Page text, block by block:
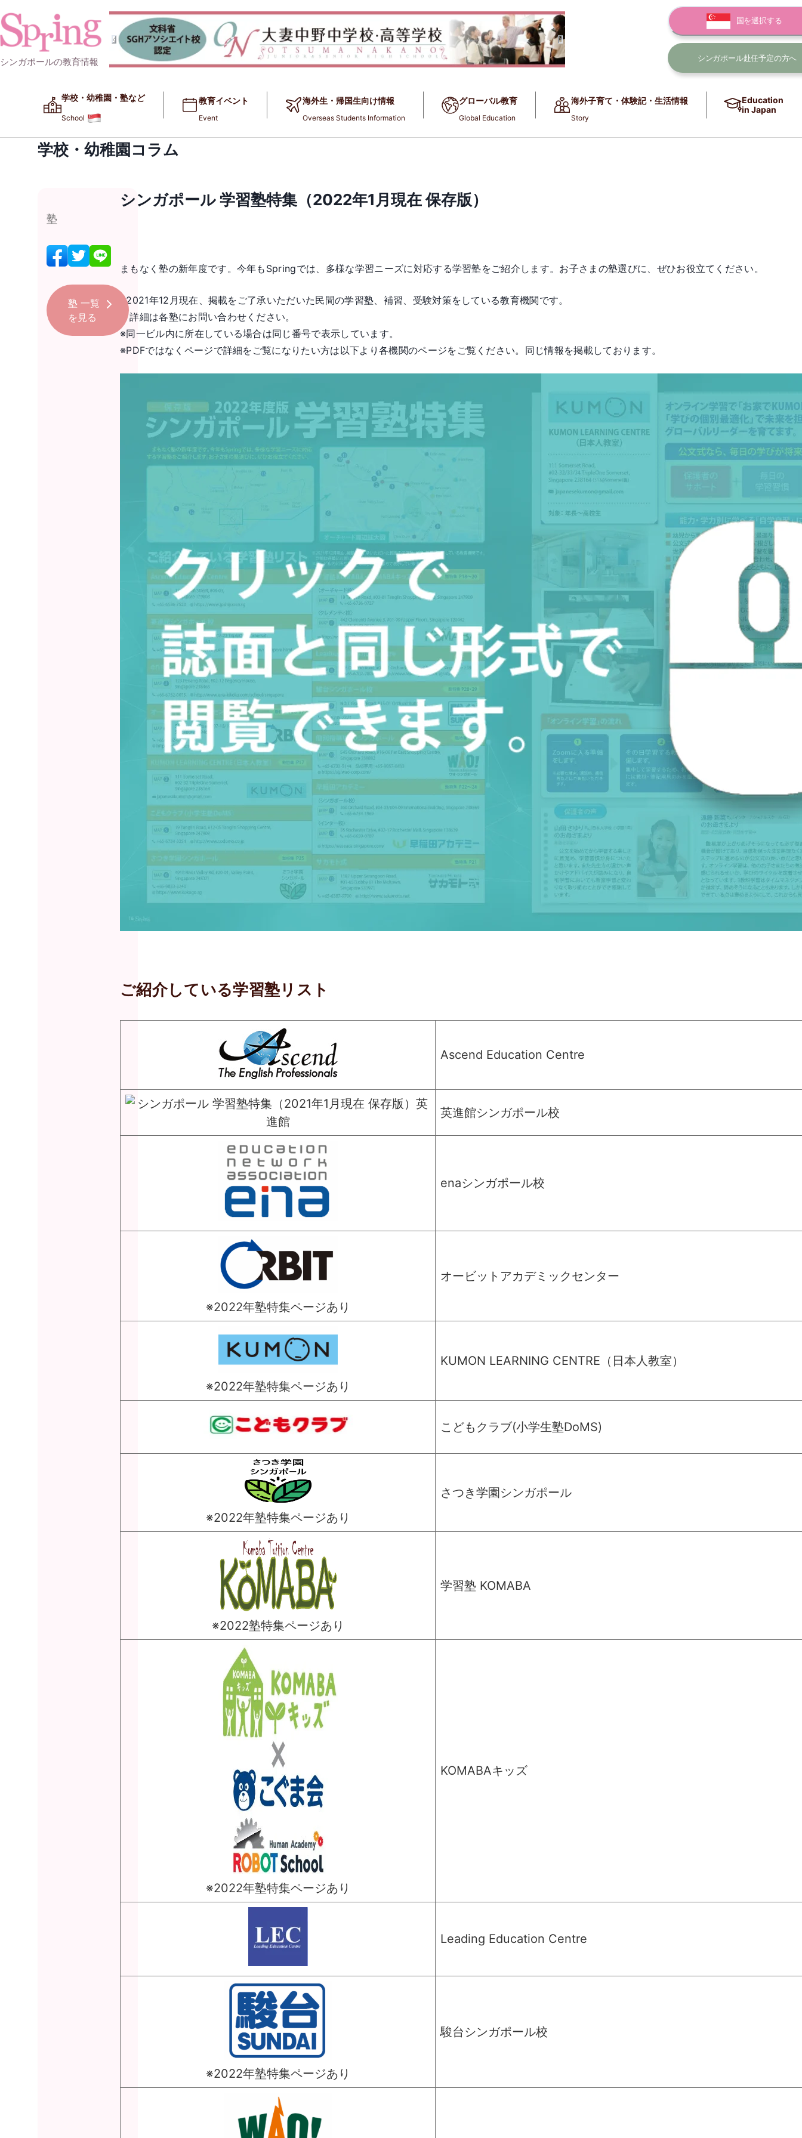
シンガポールの教育情報
国を選択する
シンガポール赴任予定の方へ
学校・幼稚園・塾など​​
School
教育イベント
Event
海外生・帰国生向け情報
Overseas Students Information
グローバル教育
Global Education
海外子育て・体験記・生活情報
Story
Education
in Japan
学校・幼稚園コラム
塾
塾 一覧
を見る
シンガポール 学習塾特集（2022年1月現在 保存版）
まもなく塾の新年度です。今年もSpringでは、多様な学習ニーズに対応する学習塾をご紹介します。お子さまの塾選びに、ぜひお役立てください。
※2021年12月現在、掲載をご了承いただいた民間の学習塾、補習、受験対策をしている教育機関です。
詳細は各塾にお問い合わせください。
※同一ビル内に所在している場合は同じ番号で表示しています。
※PDFではなくページで詳細をご覧になりたい方は以下より各機関のページをご覧ください。同じ情報を掲載しております。
ご紹介している学習塾リスト
Ascend Education Centre
英進館シンガポール校
enaシンガポール校
※2022年塾特集ページあり
オービットアカデミックセンター
※2022年塾特集ページあり
KUMON LEARNING CENTRE（日本人教室）
こどもクラブ(小学生塾DoMS)
※2022年塾特集ページあり
さつき学園シンガポール
※2022塾特集ページあり
学習塾 KOMABA
※2022年塾特集ページあり
KOMABAキッズ
Leading Education Centre
※2022年塾特集ページあり
駿台シンガポール校